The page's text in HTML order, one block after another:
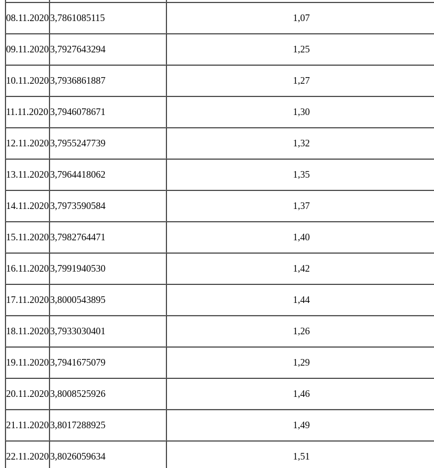
08.11.20203,7861085115 1,07
09.11.20203,7927643294 1,25
10.11.20203,7936861887 1,27
11.11.20203,7946078671 1,30
12.11.20203,7955247739 1,32
13.11.20203,7964418062 1,35
14.11.20203,7973590584 1,37
15.11.20203,7982764471 1,40
16.11.20203,7991940530 1,42
17.11.20203,8000543895 1,44
18.11.20203,7933030401 1,26
19.11.20203,7941675079 1,29
20.11.20203,8008525926 1,46
21.11.20203,8017288925 1,49
22.11.20203,8026059634 1,51